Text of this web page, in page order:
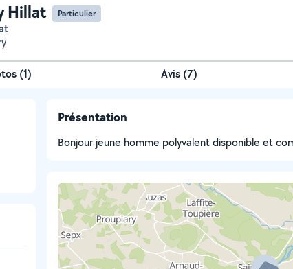
Hillat Particulier
(1) Avis (7)
Présentation
Bonjour jeune homme polyvalent disponible et